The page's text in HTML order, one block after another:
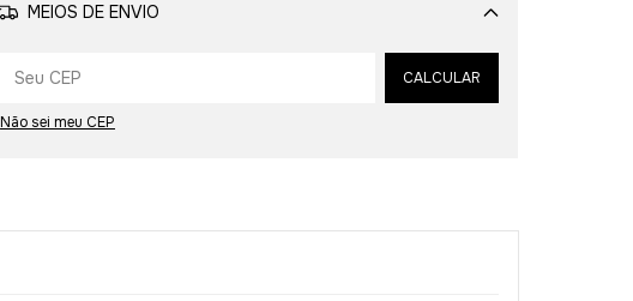
MEIOS DE ENVIO
Alterar CEP
CALCULAR
Não sei meu CEP